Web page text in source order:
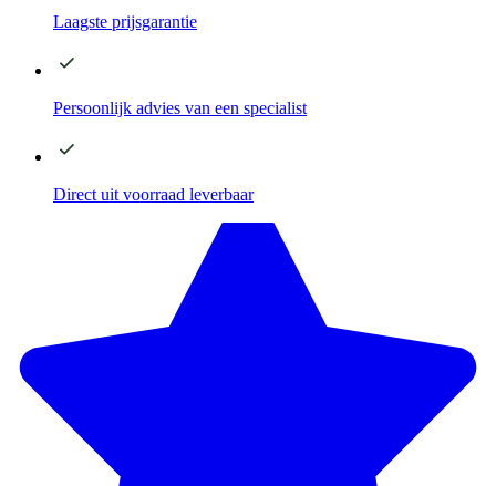
Laagste prijsgarantie
Persoonlijk advies van een specialist
Direct uit voorraad leverbaar